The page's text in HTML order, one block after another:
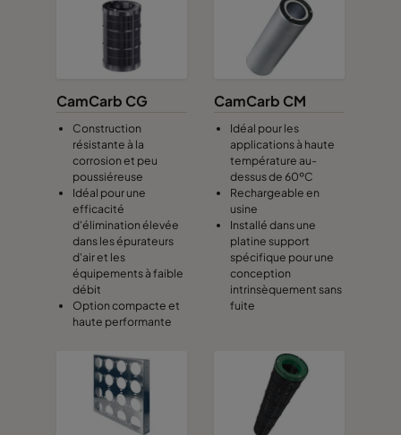
CamCarb CG
Construction
résistante à la
corrosion et peu
poussiéreuse
Idéal pour une
efficacité
d'élimination élevée
dans les épurateurs
d'air et les
équipements à faible
débit
Option compacte et
haute performante
CamCarb CM
Idéal pour les
applications à haute
température au-
dessus de 60ºC
Rechargeable en
usine
Installé dans une
platine support
spécifique pour une
conception
intrinsèquement sans
fuite